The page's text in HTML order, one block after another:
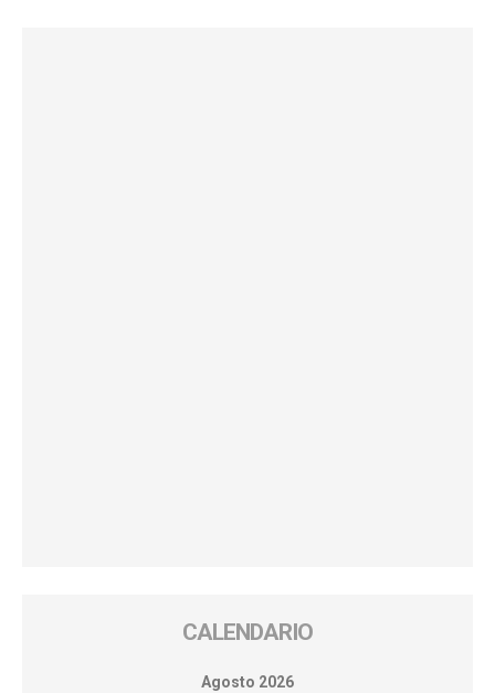
CALENDARIO
Agosto 2026